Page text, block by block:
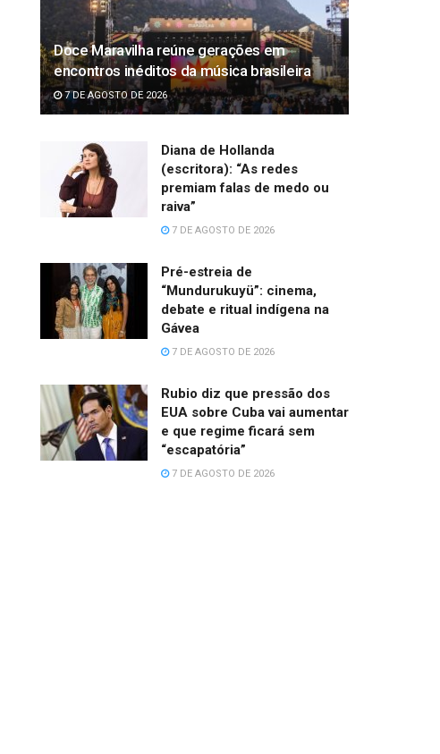
Doce Maravilha reúne gerações em
encontros inéditos da música brasileira
7 DE AGOSTO DE 2026
Diana de Hollanda
(escritora): “As redes
premiam falas de medo ou
raiva”
7 DE AGOSTO DE 2026
Pré-estreia de
“Mundurukuyü”: cinema,
debate e ritual indígena na
Gávea
7 DE AGOSTO DE 2026
Rubio diz que pressão dos
EUA sobre Cuba vai aumentar
e que regime ficará sem
“escapatória”
7 DE AGOSTO DE 2026